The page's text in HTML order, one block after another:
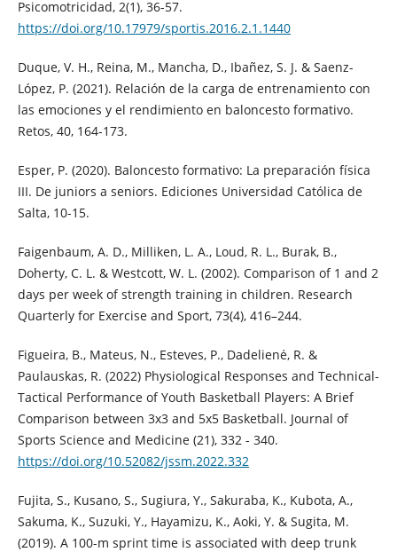
Psicomotricidad, 2(1), 36-57.
https://doi.org/10.17979/sportis.2016.2.1.1440
Duque, V. H., Reina, M., Mancha, D., Ibañez, S. J. & Saenz-
López, P. (2021). Relación de la carga de entrenamiento con
las emociones y el rendimiento en baloncesto formativo.
Retos, 40, 164-173.
Esper, P. (2020). Baloncesto formativo: La preparación física
III. De juniors a seniors. Ediciones Universidad Católica de
Salta, 10-15.
Faigenbaum, A. D., Milliken, L. A., Loud, R. L., Burak, B.,
Doherty, C. L. & Westcott, W. L. (2002). Comparison of 1 and 2
days per week of strength training in children. Research
Quarterly for Exercise and Sport, 73(4), 416–244.
Figueira, B., Mateus, N., Esteves, P., Dadelienė, R. &
Paulauskas, R. (2022) Physiological Responses and Technical-
Tactical Performance of Youth Basketball Players: A Brief
Comparison between 3x3 and 5x5 Basketball. Journal of
Sports Science and Medicine (21), 332 - 340.
https://doi.org/10.52082/jssm.2022.332
Fujita, S., Kusano, S., Sugiura, Y., Sakuraba, K., Kubota, A.,
Sakuma, K., Suzuki, Y., Hayamizu, K., Aoki, Y. & Sugita, M.
(2019). A 100-m sprint time is associated with deep trunk